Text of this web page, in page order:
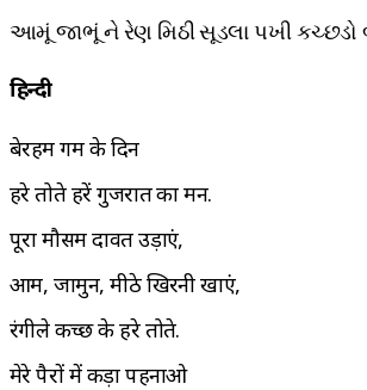
આમૂં જાભૂં ને રેણ મિઠી સૂડલા પખી કચ્છડો
हिन्दी
बेरहम गर्मी के दिन
हरे तोते हरें गुजरात का मन.
पूरा मौसम दावत उड़ाएं,
आम, जामुन, मीठे खिरनी खाएं,
रंगीले कच्छ के हरे तोते.
मेरे पैरों में कड़ा पहनाओ